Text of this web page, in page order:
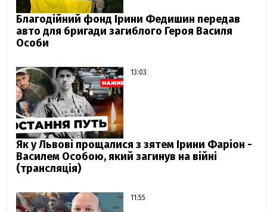
Благодійний фонд Ірини Федишин передав
авто для бригади загиблого Героя Василя
Особи
13:03
Як у Львові прощалися з зятем Ірини Фаріон -
Василем Особою, який загинув на війні
(трансляція)
11:55